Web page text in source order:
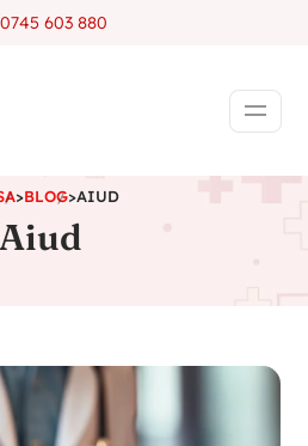
603 880
>BLOG>AIUD
Aiud